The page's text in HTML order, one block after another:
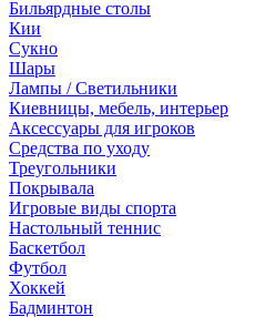
Бильярдные столы
Кии
Сукно
Шары
Лампы / Светильники
Киевницы, мебель, интерьер
Аксессуары для игроков
Средства по уходу
Треугольники
Покрывала
Игровые виды спорта
Настольный теннис
Баскетбол
Футбол
Хоккей
Бадминтон